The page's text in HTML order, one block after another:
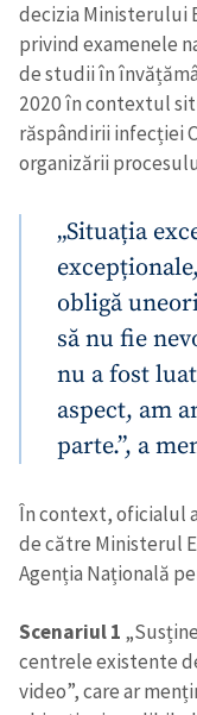
decizia Ministerului
privind examenele
de studii în
2020 în contextul
răspândirii infecției
organizării
„Situația
obligă
să nu fie
nu a fost
aspect, am
parte.”, a
În context, oficialul
de către Ministerul
Agenția Națională
Scenariul 1
centrele existente
video”, care ar